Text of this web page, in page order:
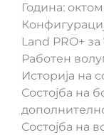
Година:
Land PRO+
Работен
Историја на
Состојба на
Состојба на